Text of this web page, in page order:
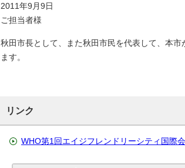
2011年9月9日
ご担当者様
秋田市長として、また秋田市民を代表して、本
ます。
リンク
WHO第1回エイジフレンドリーシティ国際会